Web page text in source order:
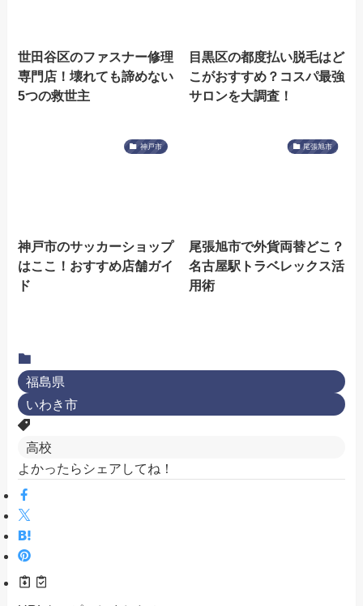
世田谷区のファスナー修理
専門店！壊れても諦めない
5つの救世主
目黒区の都度払い脱毛はど
こがおすすめ？コスパ最強
サロンを大調査！
神戸市
神戸市のサッカーショップ
はここ！おすすめ店舗ガイ
ド
尾張旭市
尾張旭市で外貨両替どこ？
名古屋駅トラベレックス活
用術
福島県
いわき市
高校
よかったらシェアしてね！